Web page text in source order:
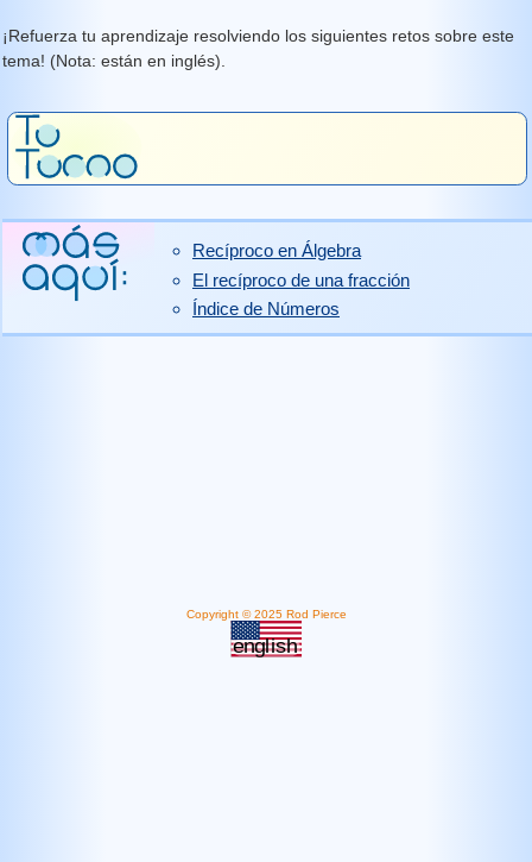
¡Refuerza tu aprendizaje resolviendo los siguientes retos sobre este
tema! (Nota: están en inglés).
Recíproco en Álgebra
El recíproco de una fracción
Índice de Números
Copyright © 2025 Rod Pierce